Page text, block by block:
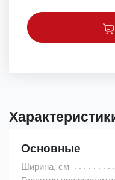
Основные
Ширина, см